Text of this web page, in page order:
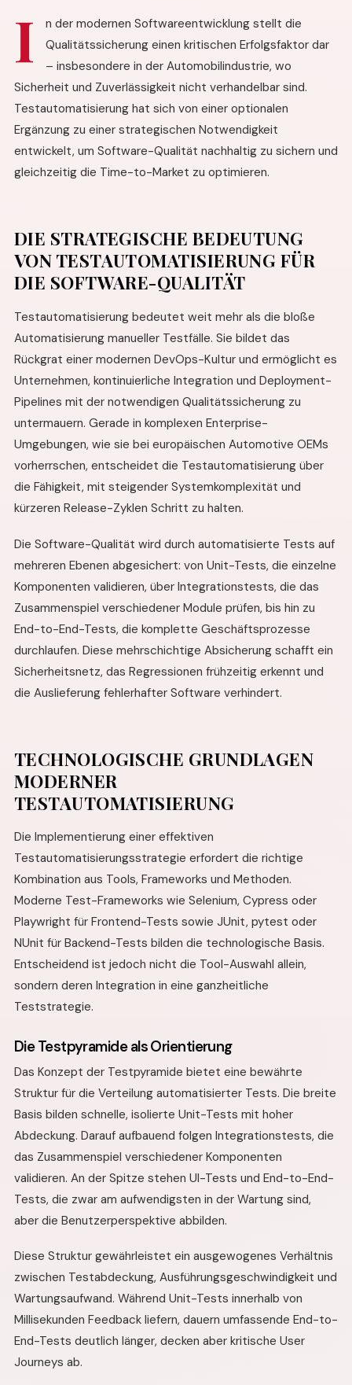
I
n der modernen Softwareentwicklung stellt die
Qualitätssicherung einen kritischen Erfolgsfaktor dar
– insbesondere in der Automobilindustrie, wo
Sicherheit und Zuverlässigkeit nicht verhandelbar sind.
Testautomatisierung hat sich von einer optionalen
Ergänzung zu einer strategischen Notwendigkeit
entwickelt, um Software-Qualität nachhaltig zu sichern und
gleichzeitig die Time-to-Market zu optimieren.
DIE STRATEGISCHE BEDEUTUNG
VON TESTAUTOMATISIERUNG FÜR
DIE SOFTWARE-QUALITÄT
Testautomatisierung bedeutet weit mehr als die bloße
Automatisierung manueller Testfälle. Sie bildet das
Rückgrat einer modernen DevOps-Kultur und ermöglicht es
Unternehmen, kontinuierliche Integration und Deployment-
Pipelines mit der notwendigen Qualitätssicherung zu
untermauern. Gerade in komplexen Enterprise-
Umgebungen, wie sie bei europäischen Automotive OEMs
vorherrschen, entscheidet die Testautomatisierung über
die Fähigkeit, mit steigender Systemkomplexität und
kürzeren Release-Zyklen Schritt zu halten.
Die Software-Qualität wird durch automatisierte Tests auf
mehreren Ebenen abgesichert: von Unit-Tests, die einzelne
Komponenten validieren, über Integrationstests, die das
Zusammenspiel verschiedener Module prüfen, bis hin zu
End-to-End-Tests, die komplette Geschäftsprozesse
durchlaufen. Diese mehrschichtige Absicherung schafft ein
Sicherheitsnetz, das Regressionen frühzeitig erkennt und
die Auslieferung fehlerhafter Software verhindert.
TECHNOLOGISCHE GRUNDLAGEN
MODERNER
TESTAUTOMATISIERUNG
Die Implementierung einer effektiven
Testautomatisierungsstrategie erfordert die richtige
Kombination aus Tools, Frameworks und Methoden.
Moderne Test-Frameworks wie Selenium, Cypress oder
Playwright für Frontend-Tests sowie JUnit, pytest oder
NUnit für Backend-Tests bilden die technologische Basis.
Entscheidend ist jedoch nicht die Tool-Auswahl allein,
sondern deren Integration in eine ganzheitliche
Teststrategie.
Die Testpyramide als Orientierung
Das Konzept der Testpyramide bietet eine bewährte
Struktur für die Verteilung automatisierter Tests. Die breite
Basis bilden schnelle, isolierte Unit-Tests mit hoher
Abdeckung. Darauf aufbauend folgen Integrationstests, die
das Zusammenspiel verschiedener Komponenten
validieren. An der Spitze stehen UI-Tests und End-to-End-
Tests, die zwar am aufwendigsten in der Wartung sind,
aber die Benutzerperspektive abbilden.
Diese Struktur gewährleistet ein ausgewogenes Verhältnis
zwischen Testabdeckung, Ausführungsgeschwindigkeit und
Wartungsaufwand. Während Unit-Tests innerhalb von
Millisekunden Feedback liefern, dauern umfassende End-to-
End-Tests deutlich länger, decken aber kritische User
Journeys ab.